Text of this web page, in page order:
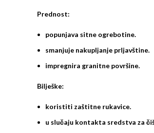
Prednost:
popunjava sitne ogrebotine.
smanjuje nakupljanje prljavštine.
impregnira granitne površine.
Bilješke:
koristiti zaštitne rukavice.
u slučaju kontakta sredstva za